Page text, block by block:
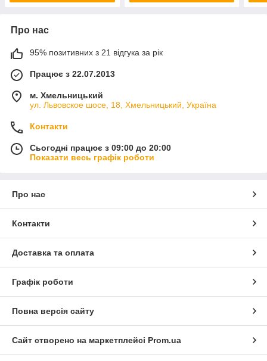
Про нас
95% позитивних з 21 відгука за рік
Працює з 22.07.2013
м. Хмельницький
ул. Львовское шосе, 18, Хмельницький, Україна
Контакти
Сьогодні працює з 09:00 до 20:00
Показати весь графік роботи
Про нас
Контакти
Доставка та оплата
Графік роботи
Повна версія сайту
Сайт створено на маркетплейсі Prom.ua